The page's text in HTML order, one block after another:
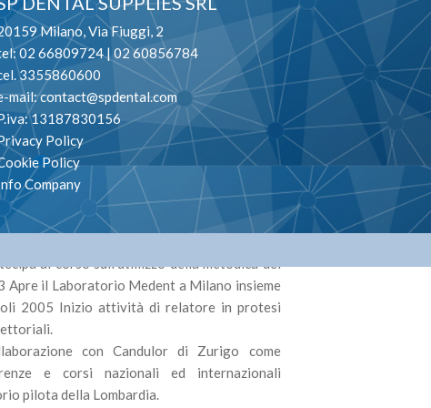
di odontotecnico c/o laboratorio
1986 Responsabile del laboratorio di
al corso sull’utiilizzo della metodica del
Apre il Laboratorio Medent a Milano insieme
2005 Inizio attività di relatore in protesi
con Candulor di Zurigo come
e corsi nazionali ed internazionali
pilota della Lombardia.
Milano, Via Fiuggi, 2
02 66809724 | 02 60856784
3355860600
mail:contact@spdental.com
13187830156
Policy
Policy
Company